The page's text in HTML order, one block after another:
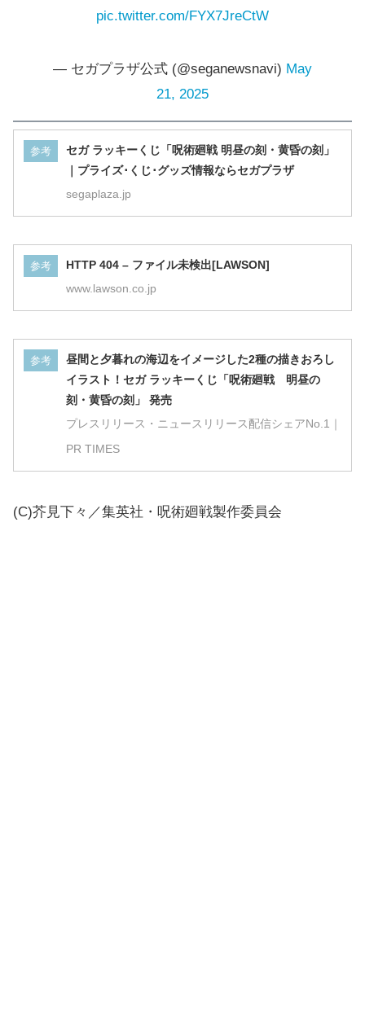
pic.twitter.com/FYX7JreCtW
— セガプラザ公式 (@seganewsnavi) May
21, 2025
参考
セガ ラッキーくじ「呪術廻戦 明昼の刻・黄昏の刻」
｜プライズ･くじ･グッズ情報ならセガプラザ
segaplaza.jp
参考 HTTP 404 – ファイル未検出[LAWSON]
www.lawson.co.jp
参考
昼間と夕暮れの海辺をイメージした2種の描きおろし
イラスト！セガ ラッキーくじ「呪術廻戦 明昼の
刻・黄昏の刻」 発売
プレスリリース・ニュースリリース配信シェアNo.1｜
PR TIMES
(C)芥見下々／集英社・呪術廻戦製作委員会